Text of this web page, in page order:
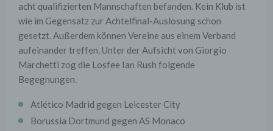
acht qualifizierten Mannschaften befanden. Kein Klub ist
wie im Gegensatz zur Achtelfinal-Auslosung schon
gesetzt. Außerdem können Vereine aus einem Verband
aufeinander treffen. Unter der Aufsicht von Giorgio
Marchetti zog die Losfee Ian Rush folgende
Begegnungen.
Atlético Madrid gegen Leicester City
Borussia Dortmund gegen AS Monaco